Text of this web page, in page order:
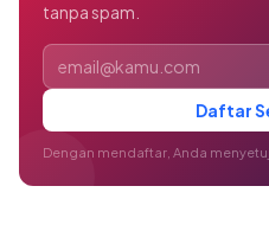
tanpa spam.
Alamat email
Daftar
Dengan mendaftar, Anda